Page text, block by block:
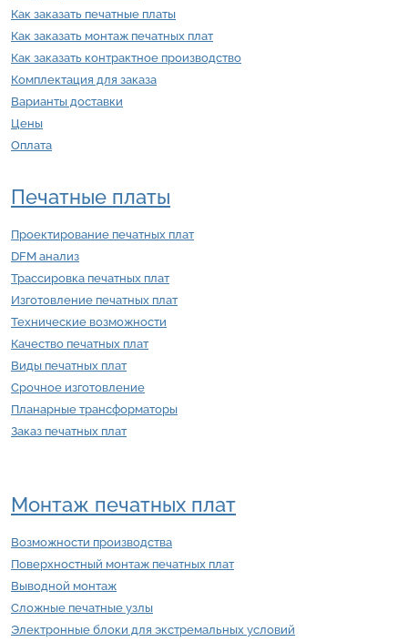
Как заказать печатные платы
Как заказать монтаж печатных плат
Как заказать контрактное производство
Комплектация для заказа
Варианты доставки
Цены
Оплата
Печатные платы
Проектирование печатных плат
DFM анализ
Трассировка печатных плат
Изготовление печатных плат
Технические возможности
Качество печатных плат
Виды печатных плат
Срочное изготовление
Планарные трансформаторы
Заказ печатных плат
Монтаж печатных плат
Возможности производства
Поверхностный монтаж печатных плат
Выводной монтаж
Сложные печатные узлы
Электронные блоки для экстремальных условий